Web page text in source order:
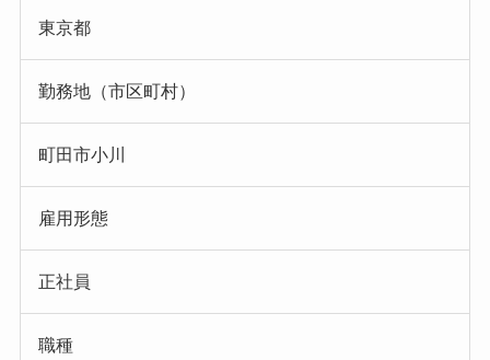
東京都
勤務地（市区町村）
町田市小川
雇用形態
正社員
職種